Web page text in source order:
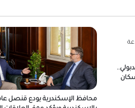
محافظ الإسكندرية يودع قنصل عام